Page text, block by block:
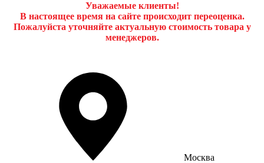
Уважаемые клиенты!
В настоящее время на сайте происходит переоценка.
Пожалуйста уточняйте актуальную стоимость товара у
менеджеров.
Москва